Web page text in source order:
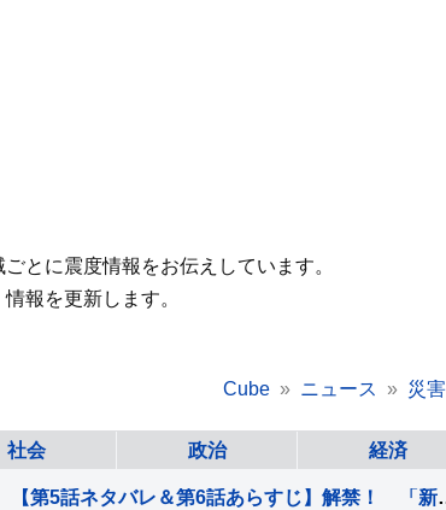
とに震度情報をお伝えしています。
報を更新します。
Cube
ニュース 災害
社会 政治 経済
松村北斗主演『告白』